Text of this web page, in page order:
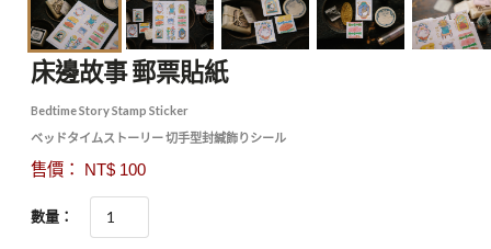
床邊故事 郵票貼紙
Bedtime Story Stamp Sticker
ベッドタイムストーリー 切手型封緘飾りシール
售價： NT$ 100
數量：